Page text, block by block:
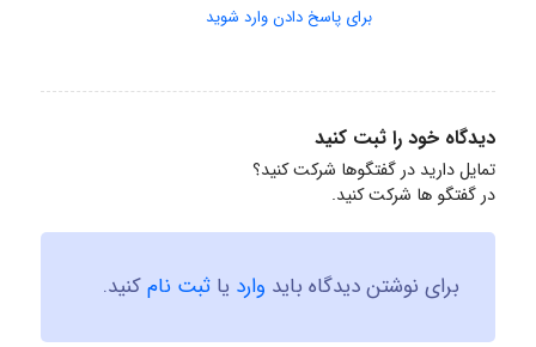
برای پاسخ دادن وارد شوید
دیدگاه خود را ثبت کنید
تمایل دارید در گفتگوها شرکت کنید؟
در گفتگو ها شرکت کنید.
برای نوشتن دیدگاه باید وارد یا ثبت نامکنید.